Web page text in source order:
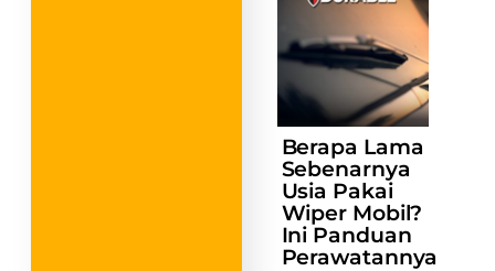
Berapa Lama
Sebenarnya
Usia Pakai
Wiper Mobil?
Ini Panduan
Perawatannya